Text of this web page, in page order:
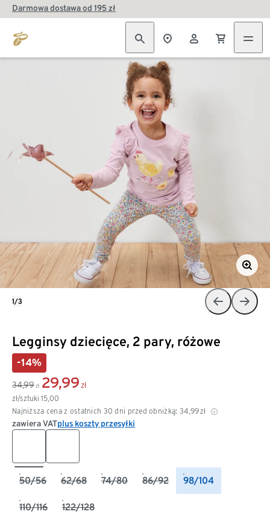
Darmowa dostawa od 195 zł
Legginsy dziecięce, 2 pary, różowe
-14%
34,99 zł 29,99 zł
zł/sztuki 15,00
Najniższa cena z ostatnich 30 dni przed obniżką: 34,99 zł
zawiera VATplus koszty przesyłki
50/56 62/68 74/80 86/92 98/104
110/116 122/128
1/3